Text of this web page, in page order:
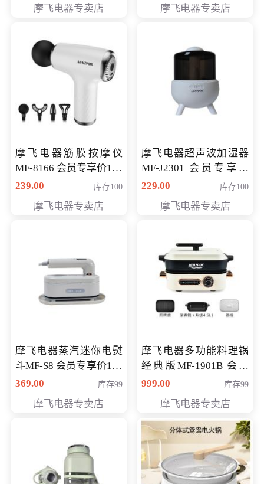
摩飞电器专卖店 摩飞电器专卖店
摩飞电器筋膜按摩仪
MF-8166 会员专享价168
元
239.00 库存100
摩飞电器专卖店
摩飞电器超声波加湿器
MF-J2301 会员专享价
168元
229.00 库存100
摩飞电器专卖店
摩飞电器蒸汽迷你电熨
斗MF-S8 会员专享价168
元
369.00 库存99
摩飞电器专卖店
摩飞电器多功能料理锅
经典版MF-1901B 会员
专享价399元
999.00 库存99
摩飞电器专卖店